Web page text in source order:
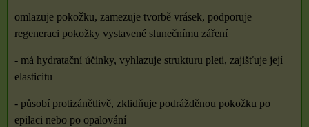
omlazuje pokožku, zamezuje tvorbě vrásek, podporuje
regeneraci pokožky vystavené slunečnímu záření
- má hydratační účinky, vyhlazuje strukturu pleti, zajišťuje její
elasticitu
- působí protizánětlivě, zklidňuje podrážděnou pokožku po
epilaci nebo po opalování